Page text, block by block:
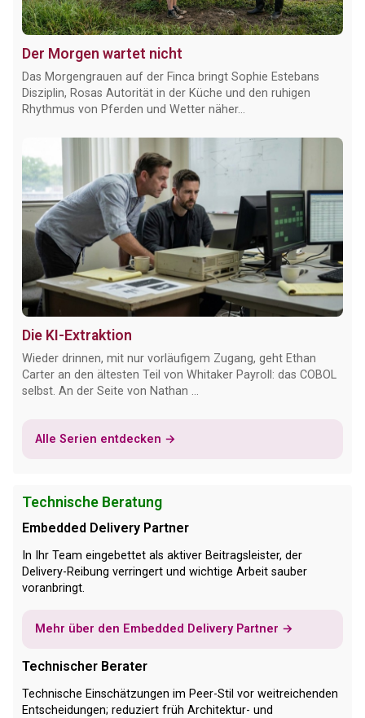
Der Morgen wartet nicht
Das Morgengrauen auf der Finca bringt Sophie Estebans
Disziplin, Rosas Autorität in der Küche und den ruhigen
Rhythmus von Pferden und Wetter näher...
Die KI-Extraktion
Wieder drinnen, mit nur vorläufigem Zugang, geht Ethan
Carter an den ältesten Teil von Whitaker Payroll: das COBOL
selbst. An der Seite von Nathan ...
Alle Serien entdecken →
Technische Beratung
Embedded Delivery Partner
In Ihr Team eingebettet als aktiver Beitragsleister, der
Delivery-Reibung verringert und wichtige Arbeit sauber
voranbringt.
Mehr über den Embedded Delivery Partner →
Technischer Berater
Technische Einschätzungen im Peer-Stil vor weitreichenden
Entscheidungen; reduziert früh Architektur- und